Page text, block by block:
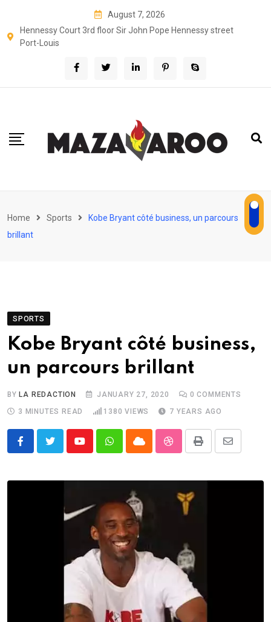
content
August 7, 2026
Hennessy Court 3rd floor Sir John Pope Hennessy street
Port-Louis
Home Sports
Kobe Bryant côté business, un parcours
brillant
SPORTS
Kobe Bryant côté business,
un parcours brillant
BYLA REDACTION JANUARY 27, 2020 0 COMMENTS
3 MINUTES READ
1380 VIEWS 7 YEARS AGO
YoutubeWhatsappCloud StumbleUpon
Print
Share
Email